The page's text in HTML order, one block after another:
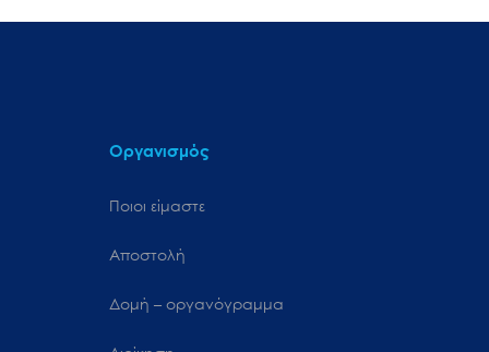
Οργανισμός
Ποιοι είμαστε
Αποστολή
Δομή – οργανόγραμμα